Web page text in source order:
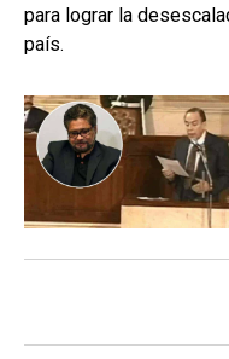
para lograr la
país.